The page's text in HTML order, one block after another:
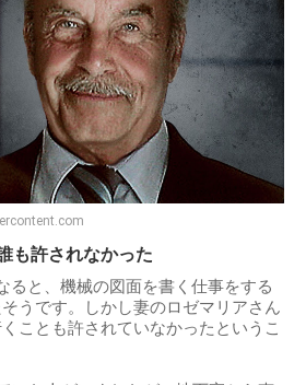
も許されなかった
ると、機械の図面を書く仕事をする
うです。しかし妻のロゼマリアさん
ことも許されていなかったというこ